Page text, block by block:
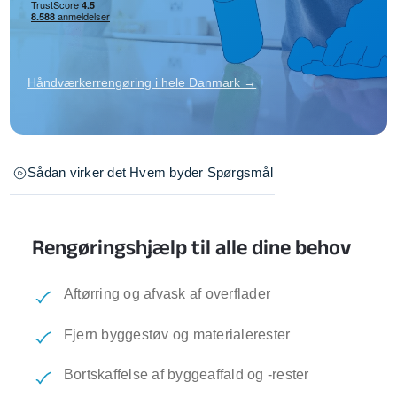
Håndværkerrengøring i hele Danmark →
Sådan virker det Hvem byder Spørgsmål
Rengøringshjælp til alle dine behov
Aftørring og afvask af overflader
Fjern byggestøv og materialerester
Bortskaffelse af byggeaffald og -rester